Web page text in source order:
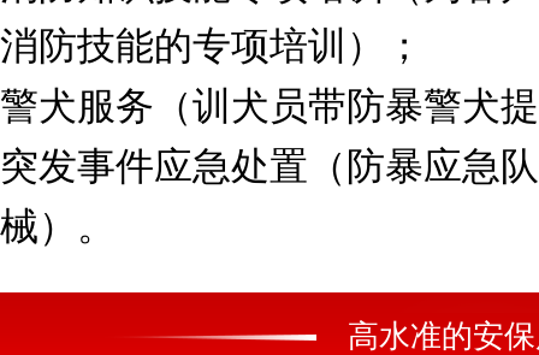
消防技能的专项培训）；
警犬服务（训犬员带防暴警犬
突发事件应急处置（防暴应急
械）。
高水准的安